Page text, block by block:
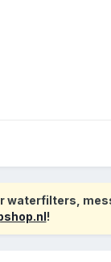
waterfilters,
!